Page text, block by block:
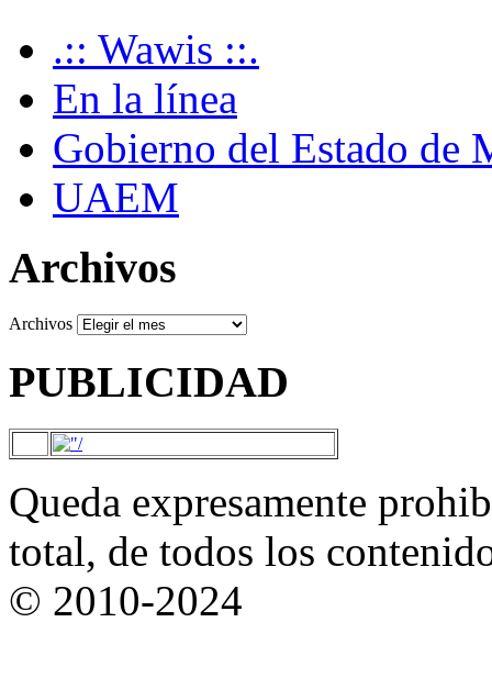
.:: Wawis ::.
En la línea
Gobierno del Estado de
UAEM
Archivos
Archivos
PUBLICIDAD
Queda expresamente
total, de todos los
© 2010-2024